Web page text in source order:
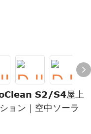
S2/S4屋上
ョン｜空中ソーラ